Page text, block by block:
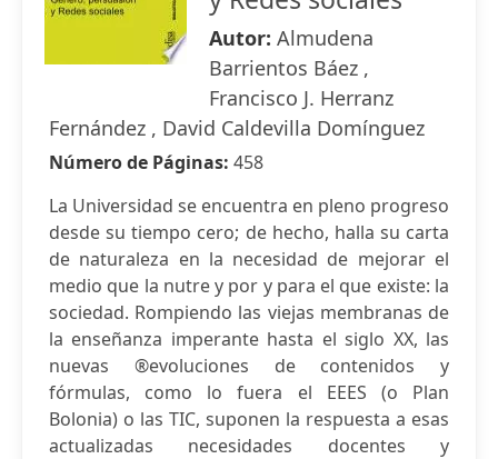
Autor: Almudena
Barrientos Báez ,
Francisco J. Herranz
Fernández , David Caldevilla Domínguez
Número de Páginas: 458
La Universidad se encuentra en pleno progreso
desde su tiempo cero; de hecho, halla su carta
de naturaleza en la necesidad de mejorar el
medio que la nutre y por y para el que existe: la
sociedad. Rompiendo las viejas membranas de
la enseñanza imperante hasta el siglo XX, las
nuevas ®evoluciones de contenidos y
fórmulas, como lo fuera el EEES (o Plan
Bolonia) o las TIC, suponen la respuesta a esas
actualizadas necesidades docentes y